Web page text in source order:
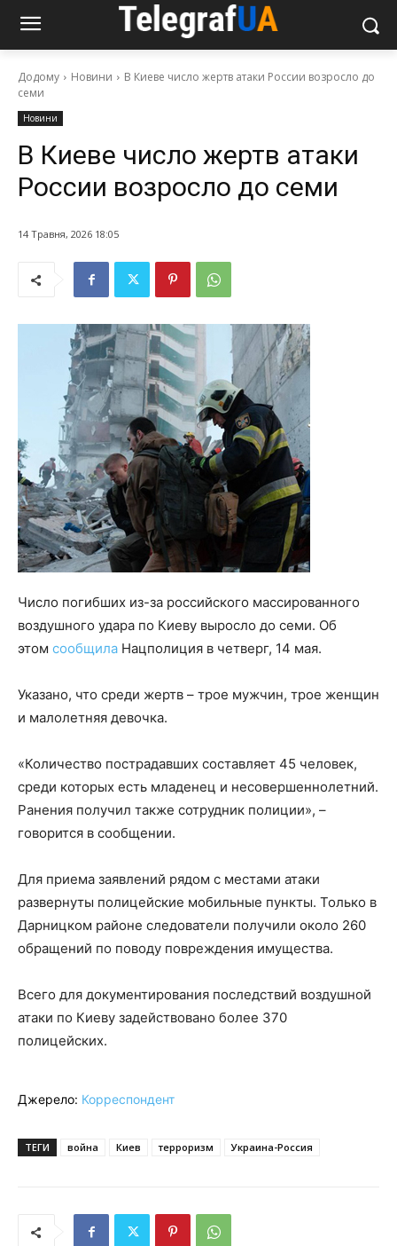
Додому Новини
В Киеве число жертв атаки России возросло до
семи
Новини
В Киеве число жертв атаки
России возросло до семи
14 Травня, 2026 18:05
Число погибших из-за российского массированного
воздушного удара по Киеву выросло до семи. Об
этом сообщила Нацполиция в четверг, 14 мая.
Указано, что среди жертв – трое мужчин, трое женщин
и малолетняя девочка.
«Количество пострадавших составляет 45 человек,
среди которых есть младенец и несовершеннолетний.
Ранения получил также сотрудник полиции», –
говорится в сообщении.
Для приема заявлений рядом с местами атаки
развернуты полицейские мобильные пункты. Только в
Дарницком районе следователи получили около 260
обращений по поводу повреждения имущества.
Всего для документирования последствий воздушной
атаки по Киеву задействовано более 370
полицейских.
Джерело: Корреспондент
ТЕГИ война Киев терроризм Украина-Россия